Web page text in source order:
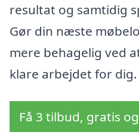
resultat og samtidig
Gør din næste
mere behagelig ved
klare arbejdet for dig.
Få 3 tilbud, gratis